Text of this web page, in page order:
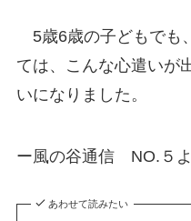
5歳6歳の子どもでも
ては、こんな心遣いが
いになりました。
ー風の谷通信 NO.５
あわせて読みたい